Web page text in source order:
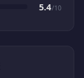
5.4/10